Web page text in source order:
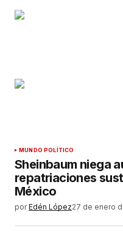
MUNDO POLÍTICO
Sheinbaum niega
repatriaciones
México
por Edén López27 de enero